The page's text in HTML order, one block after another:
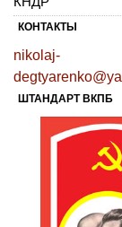
КОНТАКТЫ
nikolaj-
ШТАНДАРТ ВКПБ